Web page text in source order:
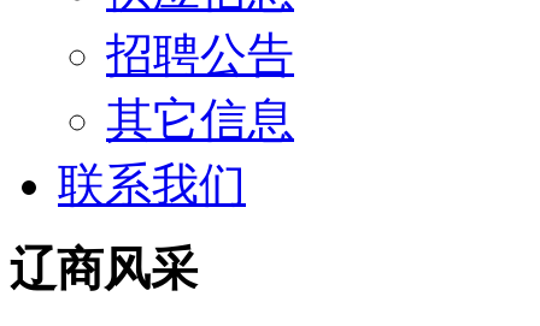
招聘公告
其它信息
联系我们
辽商风采